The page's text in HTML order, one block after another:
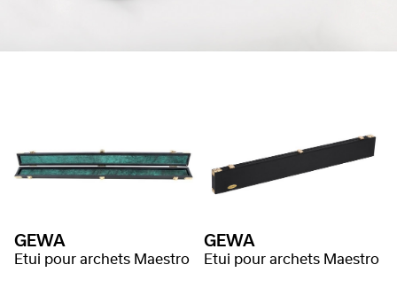
GEWA
Etui pour archets Maestro
GEWA
Etui pour archets Maestro